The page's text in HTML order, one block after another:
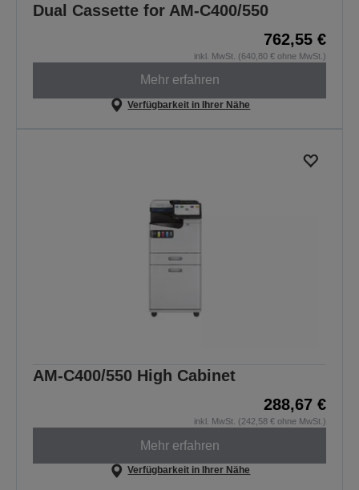
Dual Cassette for AM-C400/550
762,55 €
inkl. MwSt. (640,80 € ohne MwSt.)
Mehr erfahren
Verfügbarkeit in Ihrer Nähe
AM-C400/550 High Cabinet
288,67 €
inkl. MwSt. (242,58 € ohne MwSt.)
Mehr erfahren
Verfügbarkeit in Ihrer Nähe